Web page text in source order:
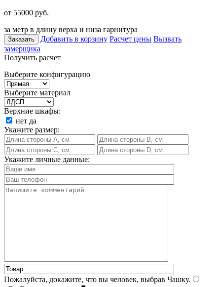
от 55000 руб.
за метр в длину верха и низа гарнитура
Заказать Добавить в корзину Расчет цены Вызвать
замерщика
Получить расчет
Выберите конфигурацию
Выберите материал
Верхние шкафы:
нет да
Укажите размер:
Укажите личные данные:
Пожалуйста, докажите, что вы человек, выбрав Чашку.